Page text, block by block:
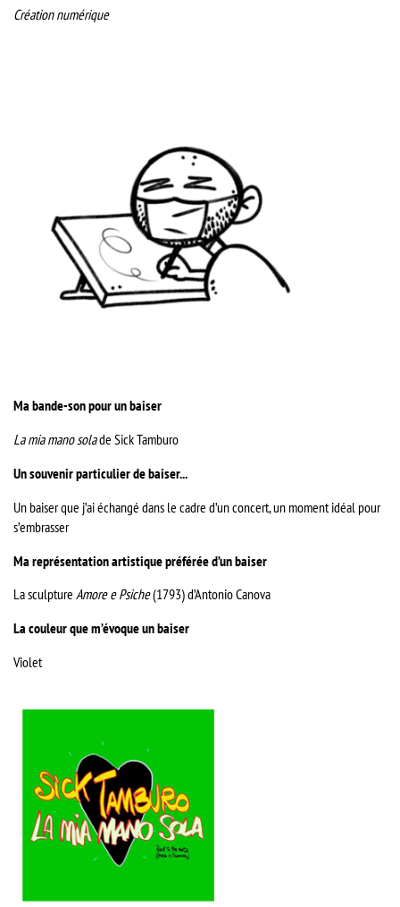
Création numérique
Ma bande-son pour un baiser
La mia mano solade Sick Tamburo
Un souvenir particulier de baiser...
Un baiser que j’ai échangé dans le cadre d’un concert, un moment idéal pour
s’embrasser
Ma représentation artistique préférée d’un baiser
La sculpture Amore e Psiche(1793) d’Antonio Canova
La couleur que m’évoque un baiser
Violet